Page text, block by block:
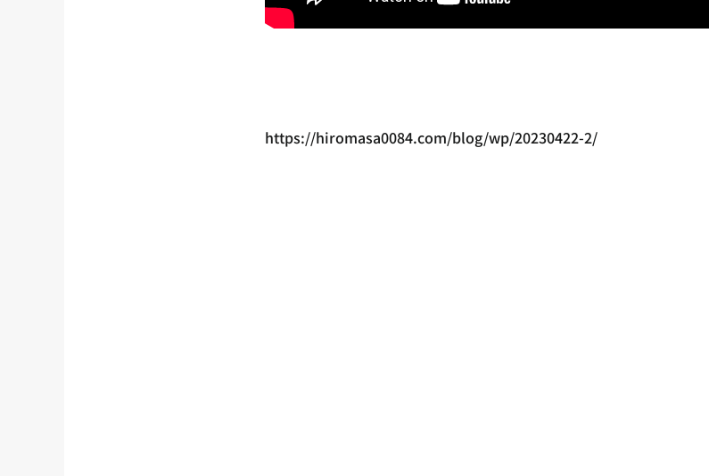
https://hiromasa0084.com/blog/wp/20230422-2/